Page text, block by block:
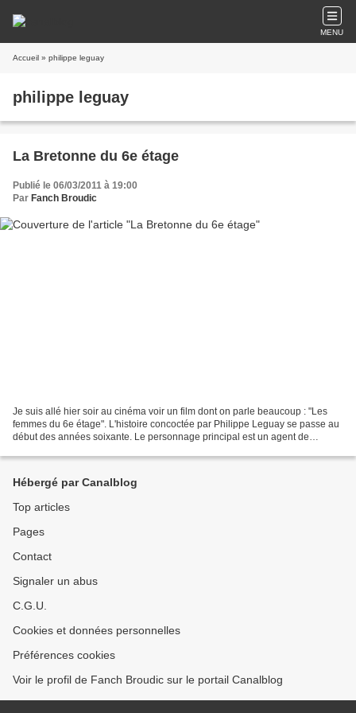
MENU
Accueil » philippe leguay
philippe leguay
La Bretonne du 6e étage
Publié le 06/03/2011 à 19:00
Par Fanch Broudic
Je suis allé hier soir au cinéma voir un film dont on parle beaucoup : "Les
femmes du 6e étage". L'histoire concoctée par Philippe Leguay se passe au
début des années soixante. Le personnage principal est un agent de
Hébergé par Canalblog
Top articles
Pages
Contact
Signaler un abus
C.G.U.
Cookies et données personnelles
Préférences cookies
Voir le profil de Fanch Broudic sur le portail Canalblog